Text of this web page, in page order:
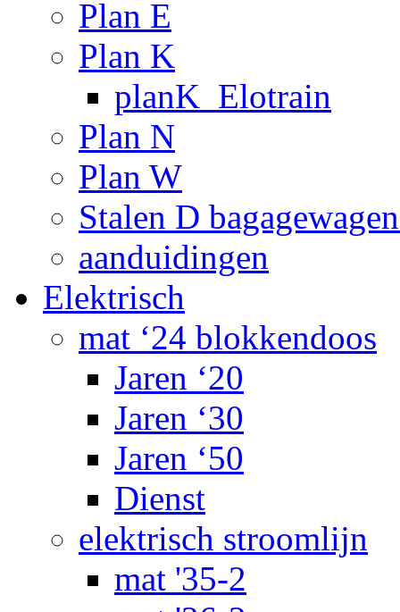
Plan E
Plan K
planK_Elotrain
Plan N
Plan W
Stalen D
aanduidingen
Elektrisch
mat ‘24 blokkendoos
Jaren ‘20
Jaren ‘30
Jaren ‘50
Dienst
elektrisch stroomlijn
mat '35-2